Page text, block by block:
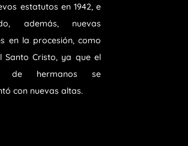
estatutos en 1942, e
además, nuevas
en la procesión, como
Santo Cristo, ya que el
de hermanos se
con nuevas altas.